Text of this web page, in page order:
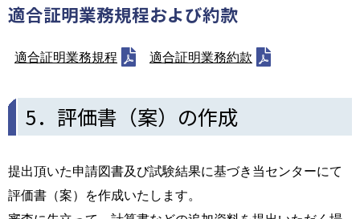
適合証明業務規程および約款
適合証明業務規程 適合証明業務約款
5．評価書（案）の作成
提出頂いた申請図書及び試験結果に基づき当センターにて
評価書（案）を作成いたします。